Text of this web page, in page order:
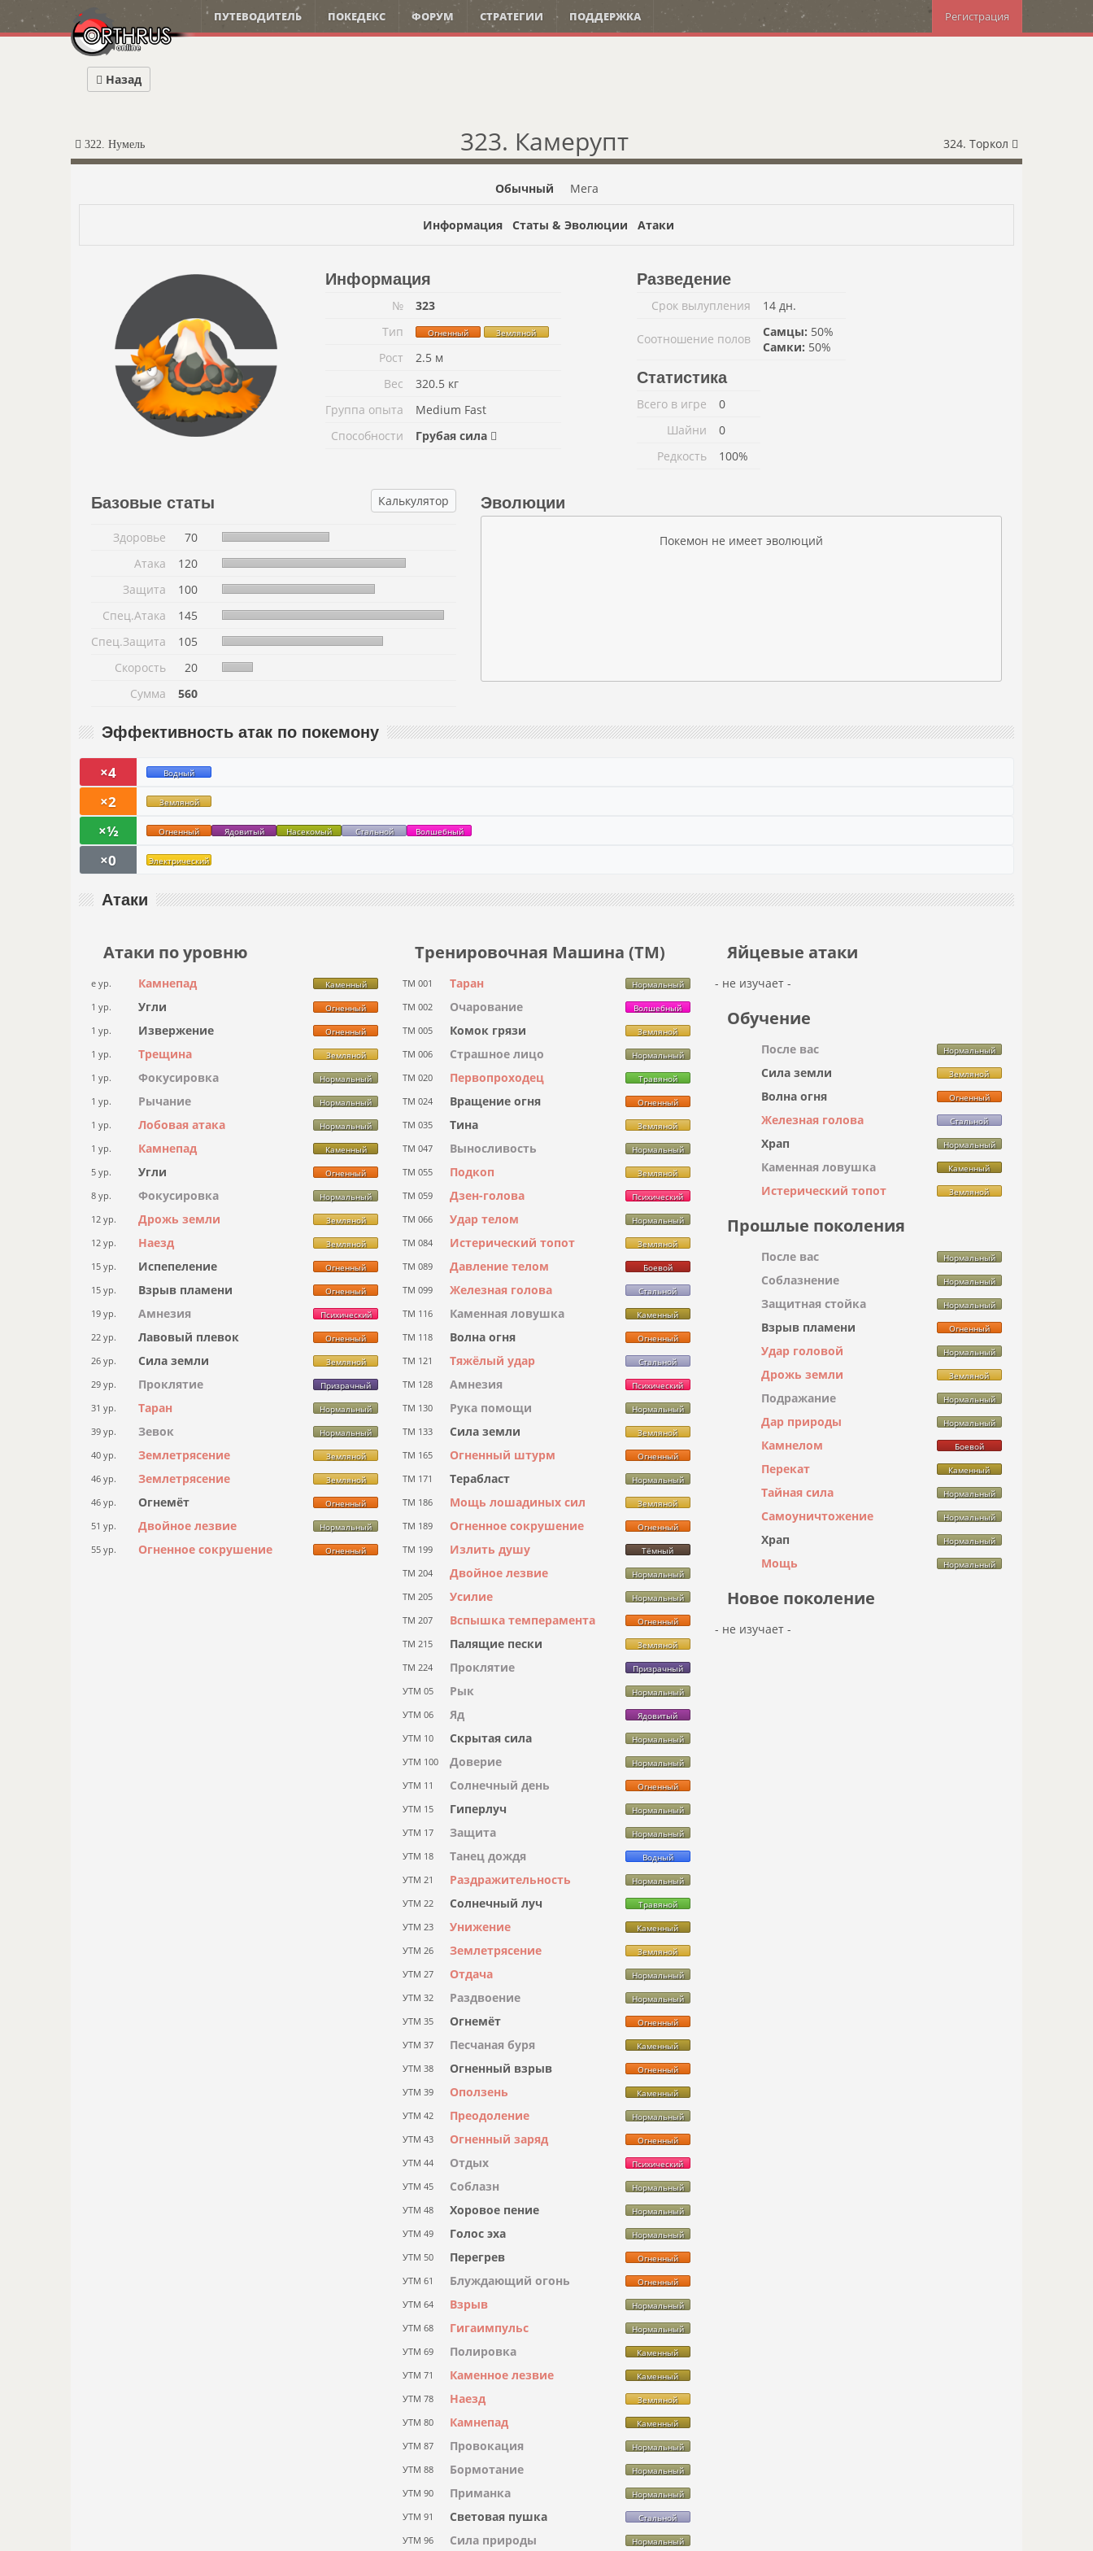
ПУТЕВОДИТЕЛЬ ПОКЕДЕКС ФОРУМ СТРАТЕГИИ ПОДДЕРЖКА Регистрация
323. Камерупт
322. Нумель 324. Торкол
Назад
Обычный Мега
Информация Статы & Эволюции Атаки
Информация
№
323
Тип
Огненный Земляной
Рост
2.5 м
Вес
320.5 кг
Группа опыта
Medium Fast
Способности
Грубая сила
Разведение
Срок вылупления 14 дн.
Соотношение полов Самцы: 50%
Самки: 50%
Статистика
Всего в игре
0
Шайни
0
Редкость
100%
Базовые статы Калькулятор
Здоровье
70
Атака
120
Защита
100
Спец.Атака
145
Спец.Защита
105
Скорость
20
Сумма
560
Эволюции
Покемон не имеет эволюций
Эффективность атак по покемону
×4 Водный
×2 Земляной
×½ Огненный Ядовитый Насекомый Стальной Волшебный
×0 Электрический
Атаки
Атаки по уровню
e ур. Камнепад Каменный
1 ур. Угли Огненный
1 ур. Извержение Огненный
1 ур. Трещина Земляной
1 ур. Фокусировка Нормальный
1 ур. Рычание Нормальный
1 ур. Лобовая атака Нормальный
1 ур. Камнепад Каменный
5 ур. Угли Огненный
8 ур. Фокусировка Нормальный
12 ур. Дрожь земли Земляной
12 ур. Наезд Земляной
15 ур. Испепеление Огненный
15 ур. Взрыв пламени Огненный
19 ур. Амнезия Психический
22 ур. Лавовый плевок Огненный
26 ур. Сила земли Земляной
29 ур. Проклятие Призрачный
31 ур. Таран Нормальный
39 ур. Зевок Нормальный
40 ур. Землетрясение Земляной
46 ур. Землетрясение Земляной
46 ур. Огнемёт Огненный
51 ур. Двойное лезвие Нормальный
55 ур. Огненное сокрушение Огненный
Тренировочная Машина (ТМ)
ТМ 001 Таран Нормальный
ТМ 002 Очарование Волшебный
ТМ 005 Комок грязи Земляной
ТМ 006 Страшное лицо Нормальный
ТМ 020 Первопроходец Травяной
ТМ 024 Вращение огня Огненный
ТМ 035 Тина Земляной
ТМ 047 Выносливость Нормальный
ТМ 055 Подкоп Земляной
ТМ 059 Дзен-голова Психический
ТМ 066 Удар телом Нормальный
ТМ 084 Истерический топот Земляной
ТМ 089 Давление телом Боевой
ТМ 099 Железная голова Стальной
ТМ 116 Каменная ловушка Каменный
ТМ 118 Волна огня Огненный
ТМ 121 Тяжёлый удар Стальной
ТМ 128 Амнезия Психический
ТМ 130 Рука помощи Нормальный
ТМ 133 Сила земли Земляной
ТМ 165 Огненный штурм Огненный
ТМ 171 Терабласт Нормальный
ТМ 186 Мощь лошадиных сил Земляной
ТМ 189 Огненное сокрушение Огненный
ТМ 199 Излить душу Тёмный
ТМ 204 Двойное лезвие Нормальный
ТМ 205 Усилие Нормальный
ТМ 207 Вспышка темперамента Огненный
ТМ 215 Палящие пески Земляной
ТМ 224 Проклятие Призрачный
УТМ 05 Рык Нормальный
УТМ 06 Яд Ядовитый
УТМ 10 Скрытая сила Нормальный
УТМ 100 Доверие Нормальный
УТМ 11 Солнечный день Огненный
УТМ 15 Гиперлуч Нормальный
УТМ 17 Защита Нормальный
УТМ 18 Танец дождя Водный
УТМ 21 Раздражительность Нормальный
УТМ 22 Солнечный луч Травяной
УТМ 23 Унижение Каменный
УТМ 26 Землетрясение Земляной
УТМ 27 Отдача Нормальный
УТМ 32 Раздвоение Нормальный
УТМ 35 Огнемёт Огненный
УТМ 37 Песчаная буря Каменный
УТМ 38 Огненный взрыв Огненный
УТМ 39 Оползень Каменный
УТМ 42 Преодоление Нормальный
УТМ 43 Огненный заряд Огненный
УТМ 44 Отдых Психический
УТМ 45 Соблазн Нормальный
УТМ 48 Хоровое пение Нормальный
УТМ 49 Голос эха Нормальный
УТМ 50 Перегрев Огненный
УТМ 61 Блуждающий огонь Огненный
УТМ 64 Взрыв Нормальный
УТМ 68 Гигаимпульс Нормальный
УТМ 69 Полировка Каменный
УТМ 71 Каменное лезвие Каменный
УТМ 78 Наезд Земляной
УТМ 80 Камнепад Каменный
УТМ 87 Провокация Нормальный
УТМ 88 Бормотание Нормальный
УТМ 90 Приманка Нормальный
УТМ 91 Световая пушка Стальной
УТМ 96 Сила природы Нормальный
Яйцевые атаки
- не изучает -
Обучение
После вас Нормальный
Сила земли Земляной
Волна огня Огненный
Железная голова Стальной
Храп Нормальный
Каменная ловушка Каменный
Истерический топот Земляной
Прошлые поколения
После вас Нормальный
Соблазнение Нормальный
Защитная стойка Нормальный
Взрыв пламени Огненный
Удар головой Нормальный
Дрожь земли Земляной
Подражание Нормальный
Дар природы Нормальный
Камнелом Боевой
Перекат Каменный
Тайная сила Нормальный
Самоуничтожение Нормальный
Храп Нормальный
Мощь Нормальный
Новое поколение
- не изучает -